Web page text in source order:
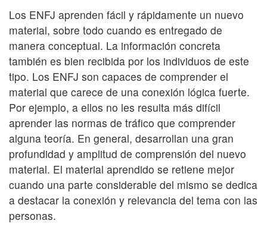
Los ENFJ aprenden fácil y rápidamente un nuevo
material, sobre todo cuando es entregado de
manera conceptual. La información concreta
también es bien recibida por los individuos de este
tipo. Los ENFJ son capaces de comprender el
material que carece de una conexión lógica fuerte.
Por ejemplo, a ellos no les resulta más difícil
aprender las normas de tráfico que comprender
alguna teoría. En general, desarrollan una gran
profundidad y amplitud de comprensión del nuevo
material. El material aprendido se retiene mejor
cuando una parte considerable del mismo se dedica
a destacar la conexión y relevancia del tema con las
personas.